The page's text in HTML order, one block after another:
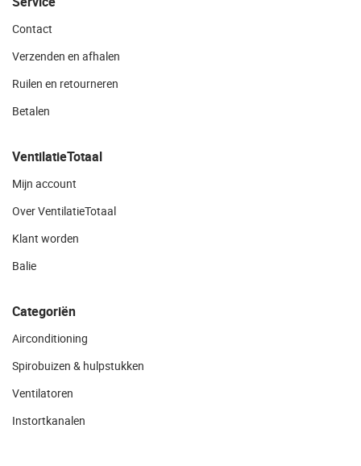
Contact
Verzenden en afhalen
Ruilen en retourneren
Betalen
VentilatieTotaal
Mijn account
Over VentilatieTotaal
Klant worden
Balie
Categoriën
Airconditioning
Spirobuizen & hulpstukken
Ventilatoren
Instortkanalen